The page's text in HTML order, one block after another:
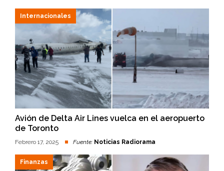
Internacionales
Avión de Delta Air Lines vuelca en el aeropuerto
de Toronto
Febrero 17, 2025 Fuente: Noticias Radiorama
Finanzas